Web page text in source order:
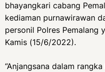
bhayangkari cabang
kediaman purnawirawan
personil Polres Pemalang
Kamis (15/6/2022).
“Anjangsana dalam